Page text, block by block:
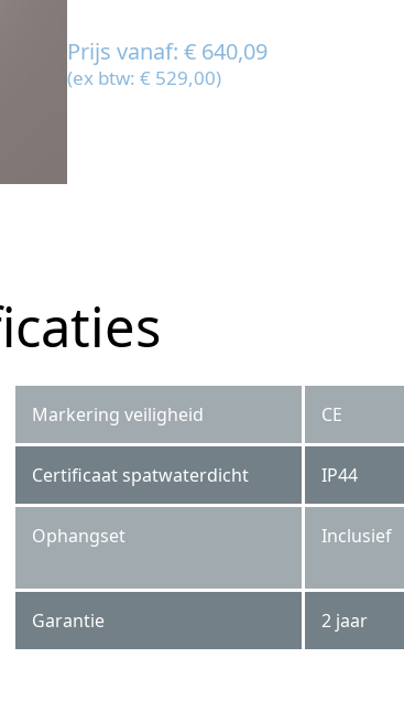
Prijs vanaf: € 640,09
(ex btw: € 529,00)
Markering veiligheid CE
Certificaat spatwaterdicht IP44
Ophangset Inclusief
Garantie
2 jaar